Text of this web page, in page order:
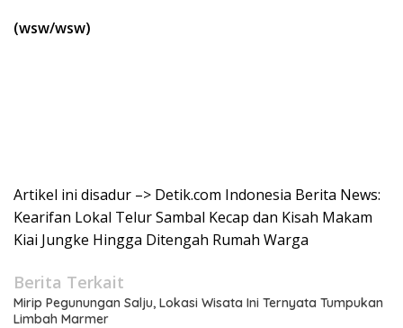
(wsw/wsw)
Artikel ini disadur –> Detik.com Indonesia Berita News:
Kearifan Lokal Telur Sambal Kecap dan Kisah Makam
Kiai Jungke Hingga Ditengah Rumah Warga
Berita Terkait
Mirip Pegunungan Salju, Lokasi Wisata Ini Ternyata Tumpukan
Limbah Marmer